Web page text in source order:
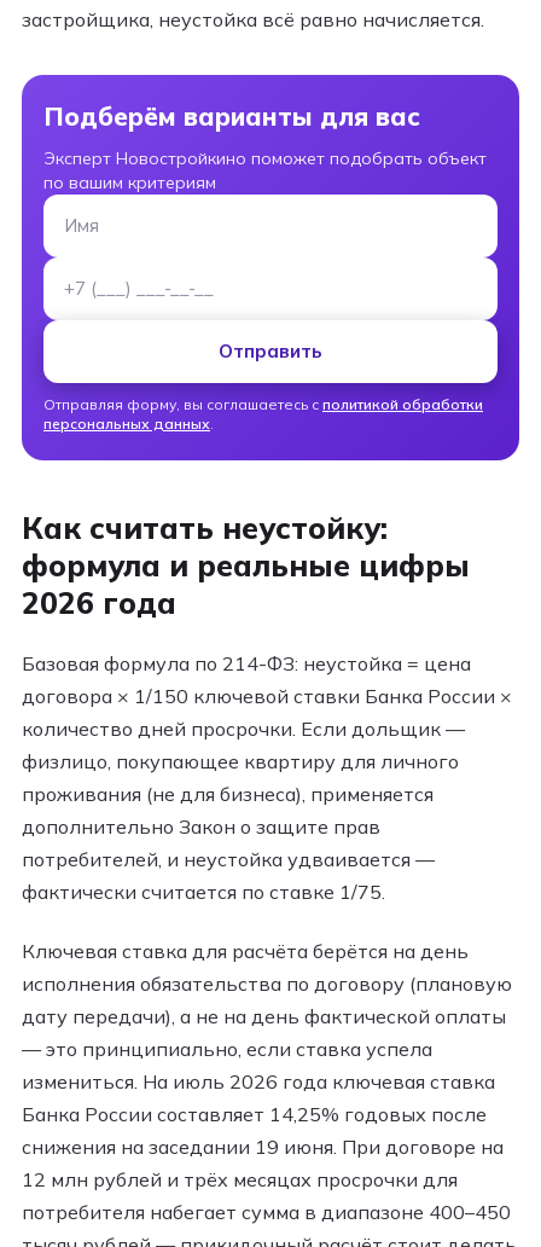
застройщика, неустойка всё равно начисляется.
Подберём варианты для вас
Эксперт Новостройкино поможет подобрать объект
по вашим критериям
Имя
Номер телефона
Отправить
Отправляя форму, вы соглашаетесь с политикой обработки
персональных данных
Как считать неустойку:
формула и реальные цифры
2026 года
Базовая формула по 214-ФЗ: неустойка = цена
договора × 1/150 ключевой ставки Банка России ×
количество дней просрочки. Если дольщик —
физлицо, покупающее квартиру для личного
проживания (не для бизнеса), применяется
дополнительно Закон о защите прав
потребителей, и неустойка удваивается —
фактически считается по ставке 1/75.
Ключевая ставка для расчёта берётся на день
исполнения обязательства по договору (плановую
дату передачи), а не на день фактической оплаты
— это принципиально, если ставка успела
измениться. На июль 2026 года ключевая ставка
Банка России составляет 14,25% годовых после
снижения на заседании 19 июня. При договоре на
12 млн рублей и трёх месяцах просрочки для
потребителя набегает сумма в диапазоне 400–450